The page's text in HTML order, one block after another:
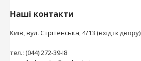
Наші контакти
Київ, вул. Стрітенська, 4/13 (вхід із двору)
тел.: (044) 272-39-І8